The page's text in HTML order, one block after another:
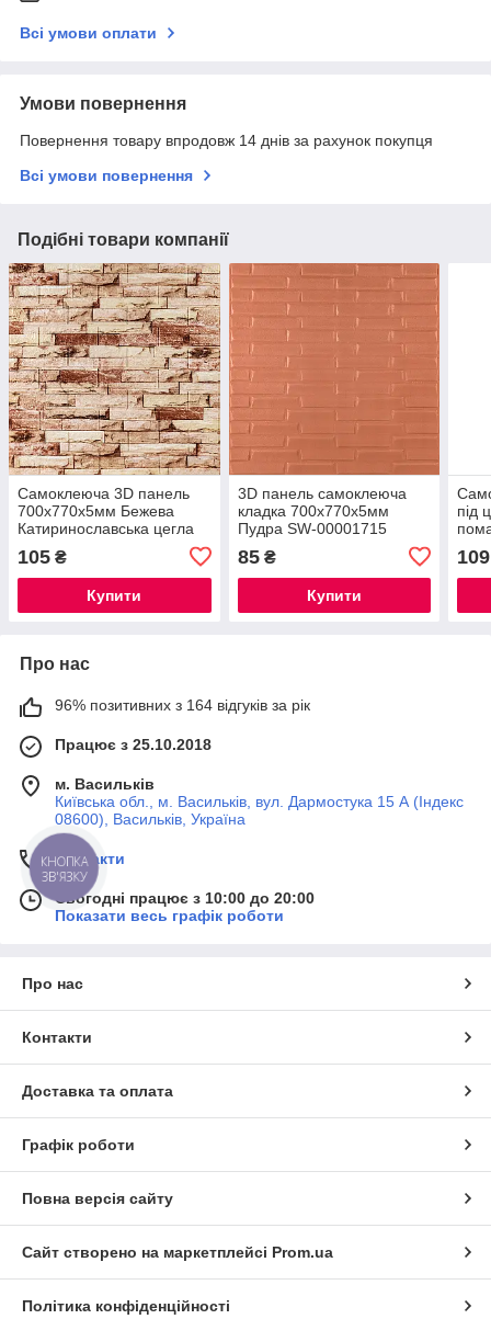
Всі умови оплати
Умови повернення
Повернення товару впродовж 14 днів за рахунок покупця
Всі умови повернення
Подібні товари компанії
Самоклеюча 3D панель
700x770x5мм Бежева
Катиринославська цегла
105 ₴
Купити
3D панель самоклеюча
кладка 700x770x5мм
Пудра SW-00001715
85₴
Купити
під
109
Про нас
96% позитивних з 164 відгуків за рік
Працює з 25.10.2018
м. Васильків
Київська обл., м. Васильків, вул. Дармостука 15 А (Індекс
08600), Васильків, Україна
Контакти
Сьогодні працює з 10:00 до 20:00
Показати весь графік роботи
Про нас
Контакти
Доставка та оплата
Графік роботи
Повна версія сайту
Сайт створено на маркетплейсі Prom.ua
Політика конфіденційності
КНОПКА
ЗВ'ЯЗКУ